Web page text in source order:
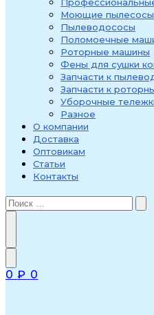
Моющие пылесосы
Пылеводососы
Поломоечные
Роторные машины
Фены для сушки
Запчасти к
Запчасти к
Уборочные
Разное
О компании
Доставка
Оптовикам
Статьи
Контакты
0₽ 0